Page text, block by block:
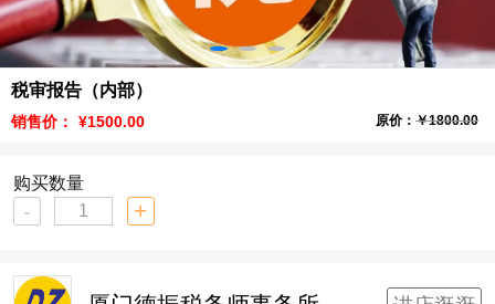
税审报告（内部）
销售价： ¥1500.00 原价： ￥1800.00
购买数量
- +